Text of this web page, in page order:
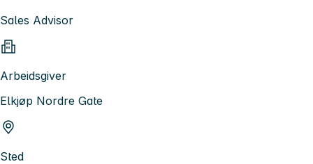
Sales Advisor
Arbeidsgiver
Elkjøp Nordre Gate
Sted